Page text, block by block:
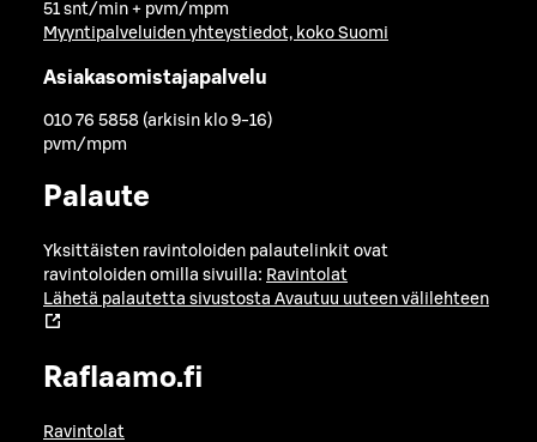
51 snt/min + pvm/mpm
Myyntipalveluiden yhteystiedot, koko Suomi
Asiakasomistajapalvelu
010 76 5858 (arkisin klo 9-16)
pvm/mpm
Palaute
Yksittäisten ravintoloiden palautelinkit ovat
ravintoloiden omilla sivuilla: Ravintolat
Lähetä palautetta sivustosta Avautuu uuteen välilehteen
Raflaamo.fi
Ravintolat